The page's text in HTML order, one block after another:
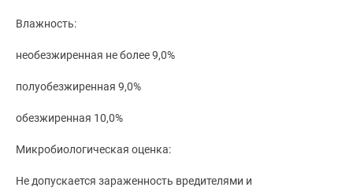
Влажность:
необезжиренная не более 9,0%
полуобезжиренная 9,0%
обезжиренная 10,0%
Микробиологическая оценка:
Не допускается зараженность вредителями и